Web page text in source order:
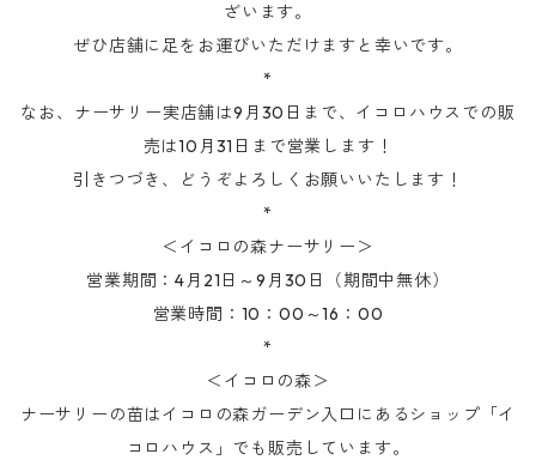
ざいます。
ぜひ店舗に足をお運びいただけますと幸いです。
*
なお、ナーサリー実店舗は9月30日まで、イコロハウスでの販
売は10月31日まで営業します！
引きつづき、どうぞよろしくお願いいたします！
*
＜イコロの森ナーサリー＞
営業期間：4月21日～9月30日（期間中無休）
営業時間：10：00～16：00
*
＜イコロの森＞
ナーサリーの苗はイコロの森ガーデン入口にあるショップ「イ
コロハウス」でも販売しています。